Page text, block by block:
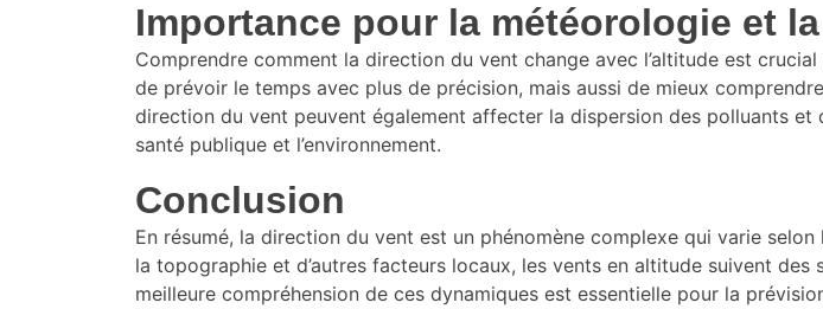
Importance pour la météorologie et
Comprendre comment la direction du vent change avec l’altitude est
de prévoir le temps avec plus de précision, mais aussi de mieux
direction du vent peuvent également affecter la dispersion des polluants
santé publique et l’environnement.
Conclusion
En résumé, la direction du vent est un phénomène complexe qui varie
la topographie et d’autres facteurs locaux, les vents en altitude suivent
meilleure compréhension de ces dynamiques est essentielle pour la